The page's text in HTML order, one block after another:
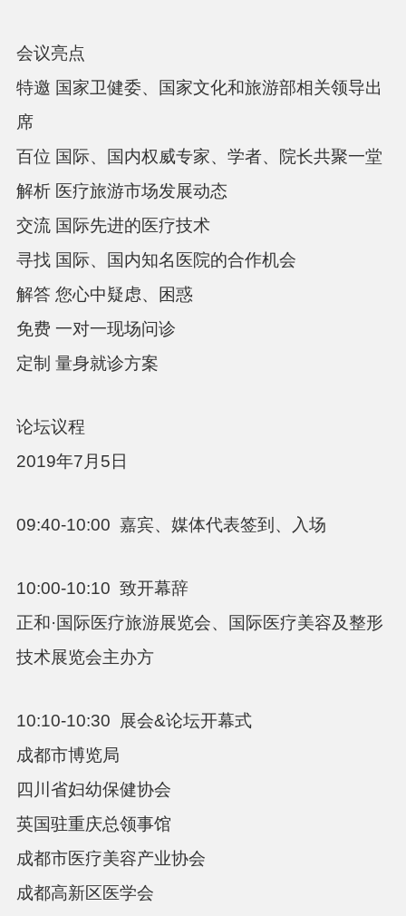
会议亮点
特邀 国家卫健委、国家文化和旅游部相关领导出
席
百位 国际、国内权威专家、学者、院长共聚一堂
解析 医疗旅游市场发展动态
交流 国际先进的医疗技术
寻找 国际、国内知名医院的合作机会
解答 您心中疑虑、困惑
免费 一对一现场问诊
定制 量身就诊方案
论坛议程
2019年7 月 5日
09:40-10:00 嘉宾、媒体代表签到、入场
10:00-10:10 致开幕辞
正和·国际医疗旅游展览会、国际医疗美容及整形
技术展览会主办方
10:10-10:30 展会&论坛开幕式
成都市博览局
四川省妇幼保健协会
英国驻重庆总领事馆
成都市医疗美容产业协会
成都高新区医学会